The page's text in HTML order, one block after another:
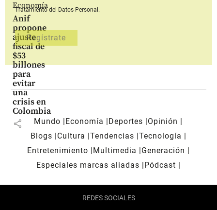
Economía
Anif
propone
ajuste
fiscal de
$53
billones
para
evitar
una
crisis en
Colombia
share
Tratamiento del Datos Personal.
Mundo Economía Deportes
Opinión
Blogs
Cultura Tendencias Tecnología
Entretenimiento
Multimedia
Generación
Especiales marcas aliadas
Pódcast
REDES SOCIALES